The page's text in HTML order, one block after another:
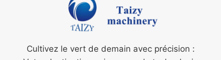
Cultivez le vert de demain avec précision :